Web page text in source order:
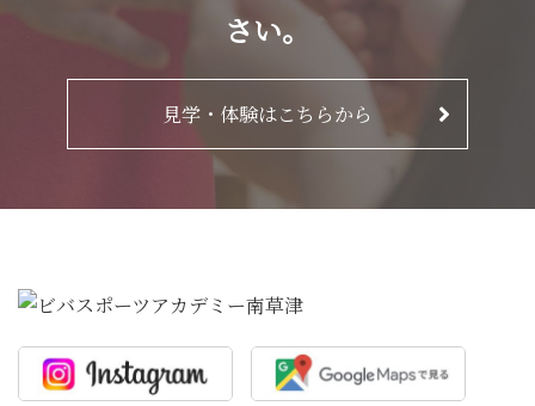
さい。
見学・体験はこちらから